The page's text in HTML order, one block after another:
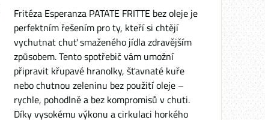
Fritéza Esperanza PATATE FRITTE bez oleje je
perfektním řešením pro ty, kteří si chtějí
vychutnat chuť smaženého jídla zdravějším
způsobem. Tento spotřebič vám umožní
připravit křupavé hranolky, šťavnaté kuře
nebo chutnou zeleninu bez použití oleje –
rychle, pohodlně a bez kompromisů v chuti.
Díky vysokému výkonu a cirkulaci horkého